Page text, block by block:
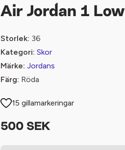
Air Jordan 1 Low
Storlek: 36
Kategori: Skor
Märke: Jordans
Färg: Röda
15 gillamarkeringar
500 SEK